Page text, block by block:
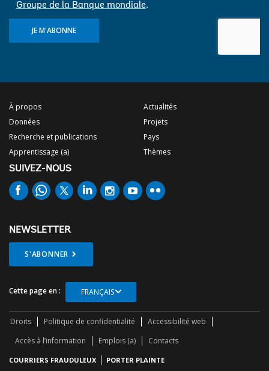
Groupe de la Banque mondiale.
JE M'ABONNE
À propos
Données
Recherche et publications
Apprentissage (a)
Actualités
Projets
Pays
Thèmes
SUIVEZ-NOUS
NEWSLETTER
S'ABONNER
Cette page en : FRANÇAIS
Droits Politique de confidentialité
Accessibilité web
Accès à l’information
Emplois (a) Contacts
COURRIERS FRAUDULEUX PORTER PLAINTE